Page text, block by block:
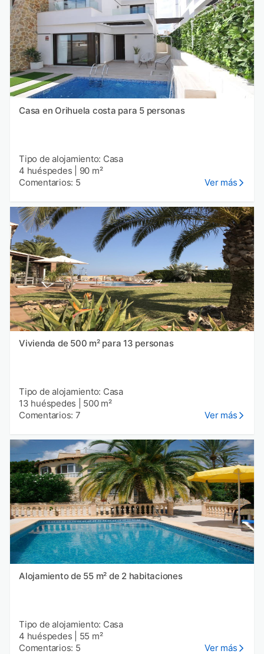
Casa en Orihuela costa para 5 personas
Tipo de alojamiento: Casa
4 huéspedes
90 m²
Comentarios: 5
Ver más
Vivienda de 500 m² para 13 personas
Tipo de alojamiento: Casa
13 huéspedes
500 m²
Comentarios: 7
Ver más
Alojamiento de 55 m² de 2 habitaciones
Tipo de alojamiento: Casa
4 huéspedes
55 m²
Comentarios: 5
Ver más